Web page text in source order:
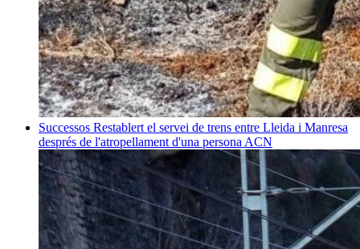
Successos Restablert el servei de trens entre Lleida i Manresa
després de l'atropellament d'una persona ACN